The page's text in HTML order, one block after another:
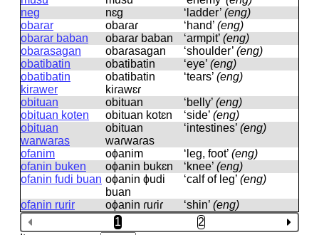
neg
nɛɡ ‘ladder’ (eng)
obarar
obaɾaɾ ‘hand’ (eng)
obarar baban
obaɾaɾ baban ‘armpit’ (eng)
obarasagan
obaɾasaɡan ‘shoulder’ (eng)
obatibatin
obatibatin ‘eye’ (eng)
obatibatin
kirawer
obatibatin
kiɾawɛɾ
‘tears’ (eng)
obituan obituan ‘belly’ (eng)
obituan koten
obituan kotɛn ‘side’ (eng)
obituan
warwaras
obituan
waɾwaɾas
‘intestines’ (eng)
ofanim oɸanim ‘leg, foot’ (eng)
ofanin buken
oɸanin bukɛn ‘knee’ (eng)
ofanin fudi buan oɸanin ɸudi
buan
‘calf of leg’ (eng)
ofanin rurir oɸanin ɾuɾiɾ ‘shin’ (eng)
1
2